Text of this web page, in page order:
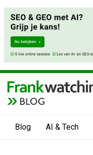
BLOG
Blog AI & Tech